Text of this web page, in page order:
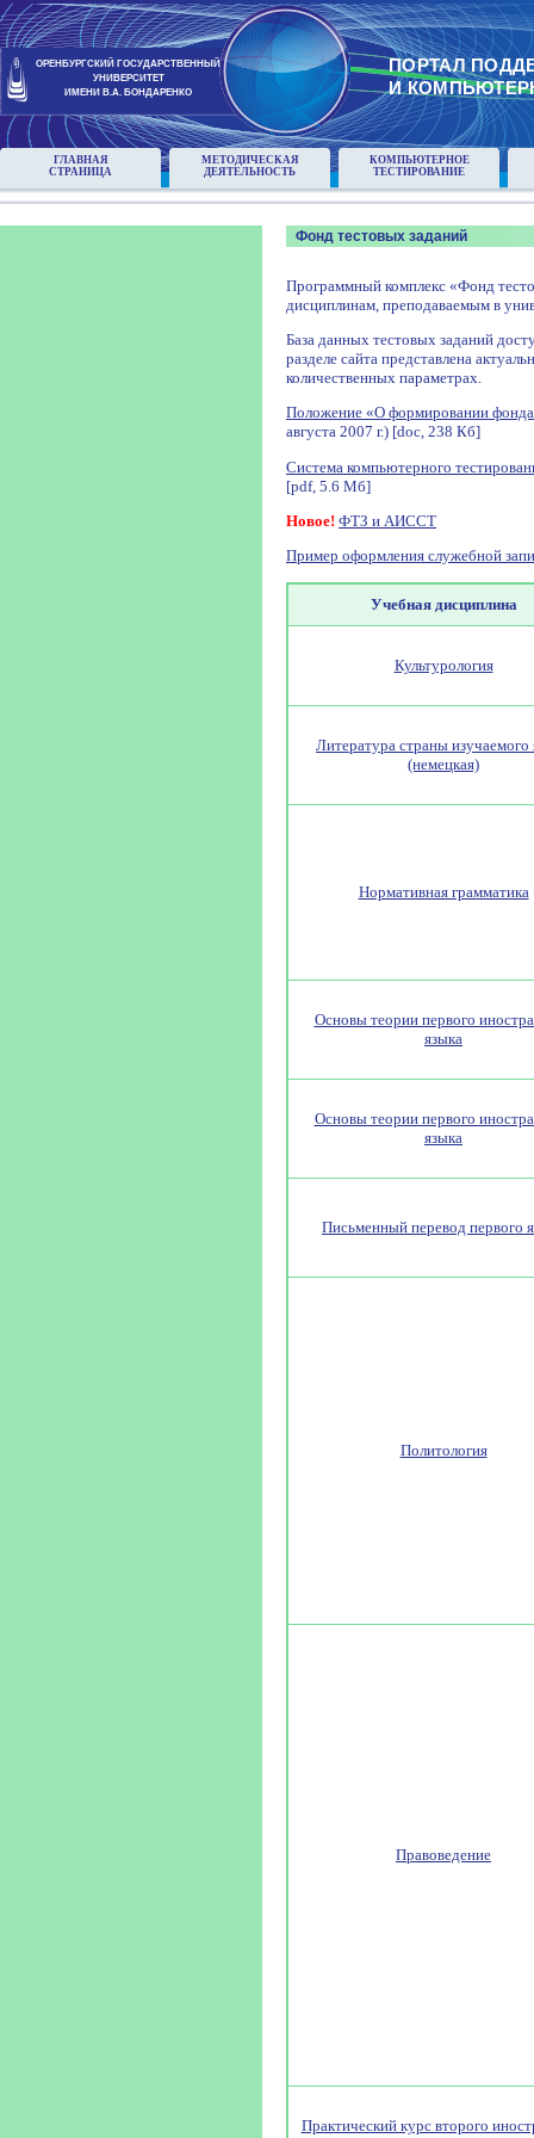
ОРЕНБУРГСКИЙ ГОСУДАРСТВЕННЫЙ
УНИВЕРСИТЕТ
ИМЕНИ В.А. БОНДАРЕНКО
ПОРТАЛ
И
ГЛАВНАЯ
СТРАНИЦА
МЕТОДИЧЕСКАЯ
ДЕЯТЕЛЬНОСТЬ
КОМПЬЮТЕРНОЕ
ТЕСТИРОВАНИЕ
Фонд тестовых заданий
Программный комплекс «Фонд
дисциплинам, преподаваемым в
База данных тестовых заданий
разделе сайта представлена
количественных параметрах.
Положение «О формировании фонда
августа 2007 г.) [doc, 238 Кб]
Система компьютерного
[pdf, 5.6 Мб]
Новое! ФТЗ и АИССТ
Пример оформления служебной
Учебная дисциплина
Культурология
Литература страны изучаемого
(немецкая)
Нормативная грамматика
Основы теории первого
языка
Основы теории первого
языка
Письменный перевод первого
Политология
Правоведение
Практический курс второго